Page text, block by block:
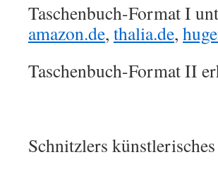
Taschenbuch-Format I
amazon.de, thalia.de,
Taschenbuch-Format II
Schnitzlers